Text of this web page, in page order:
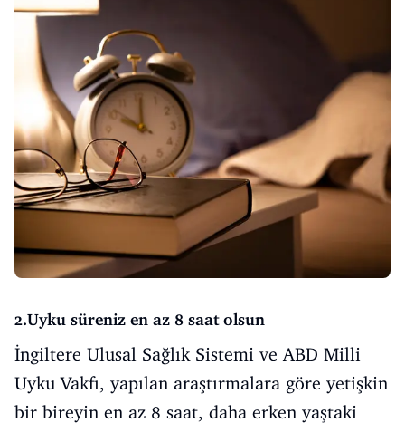
2.Uyku süreniz en az 8 saat olsun
İngiltere Ulusal Sağlık Sistemi ve ABD Milli
Uyku Vakfı, yapılan araştırmalara göre yetişkin
bir bireyin en az 8 saat, daha erken yaştaki